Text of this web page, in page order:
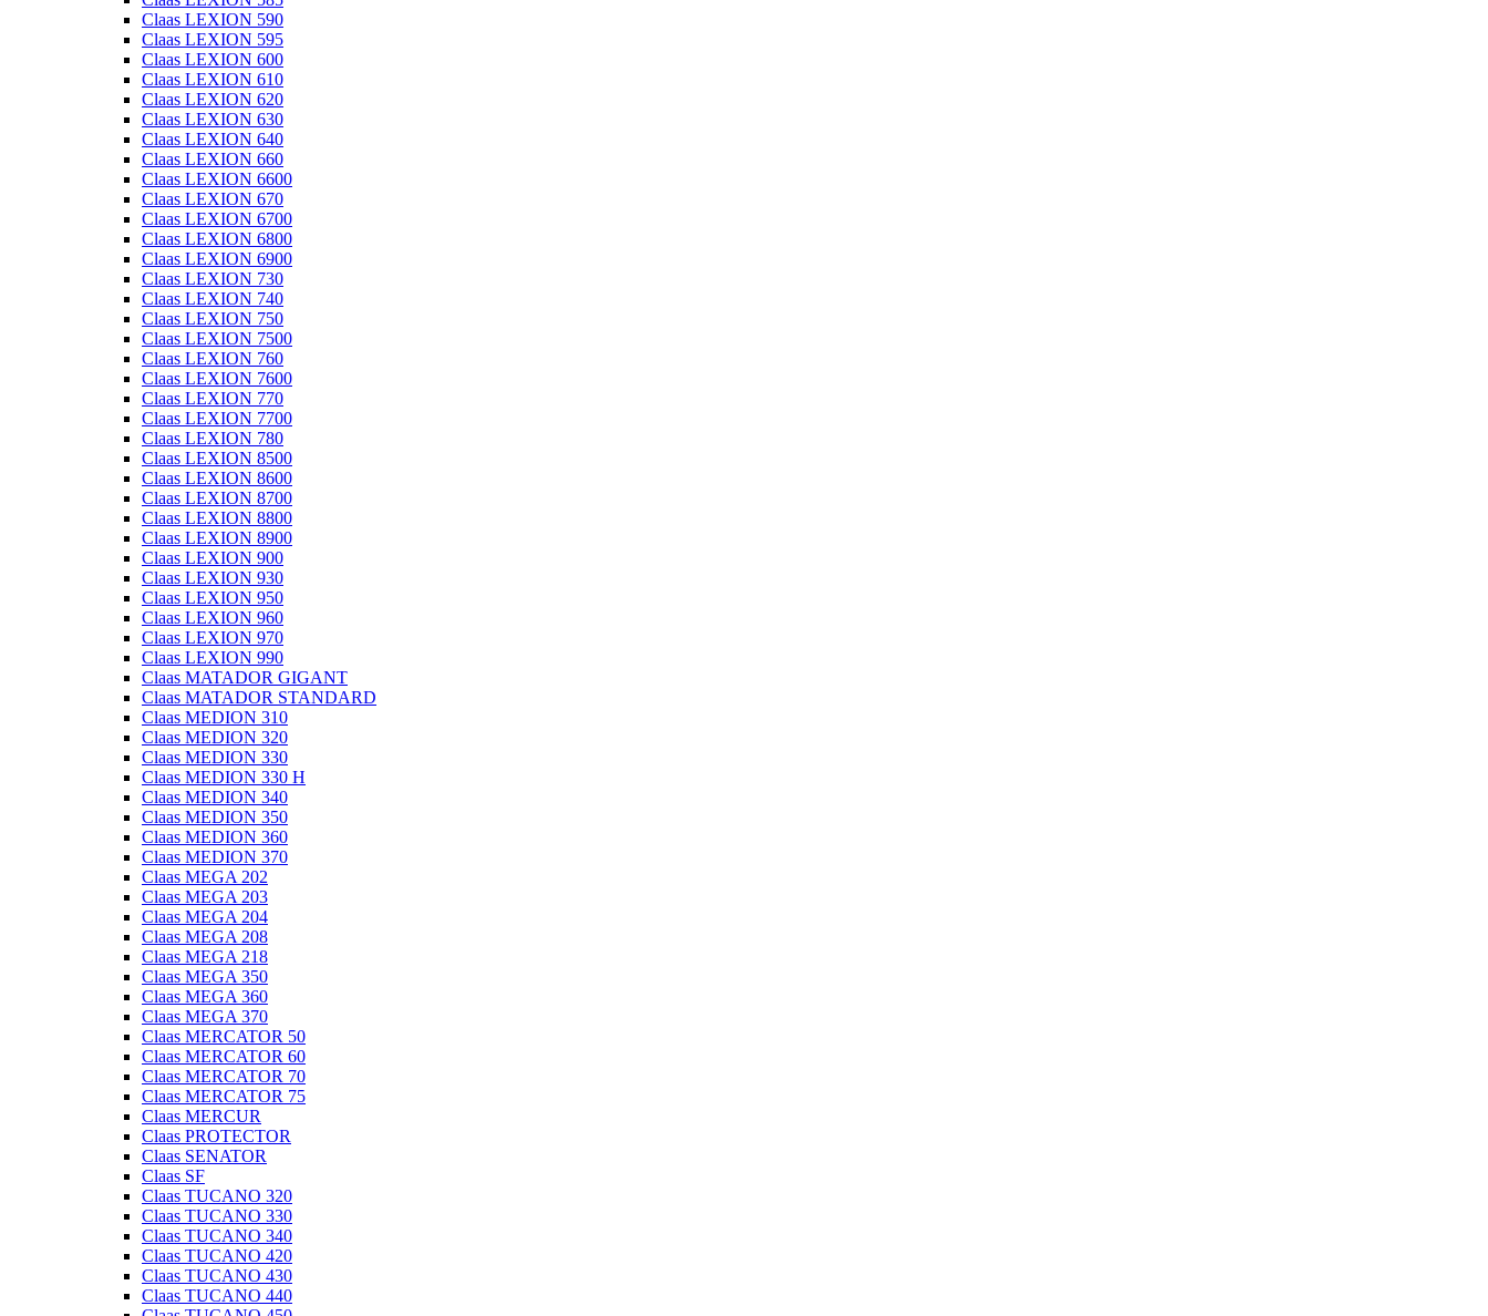
Claas LEXION 590
Claas LEXION 595
Claas LEXION 600
Claas LEXION 610
Claas LEXION 620
Claas LEXION 630
Claas LEXION 640
Claas LEXION 660
Claas LEXION 6600
Claas LEXION 670
Claas LEXION 6700
Claas LEXION 6800
Claas LEXION 6900
Claas LEXION 730
Claas LEXION 740
Claas LEXION 750
Claas LEXION 7500
Claas LEXION 760
Claas LEXION 7600
Claas LEXION 770
Claas LEXION 7700
Claas LEXION 780
Claas LEXION 8500
Claas LEXION 8600
Claas LEXION 8700
Claas LEXION 8800
Claas LEXION 8900
Claas LEXION 900
Claas LEXION 930
Claas LEXION 950
Claas LEXION 960
Claas LEXION 970
Claas LEXION 990
Claas MATADOR GIGANT
Claas MATADOR STANDARD
Claas MEDION 310
Claas MEDION 320
Claas MEDION 330
Claas MEDION 330 H
Claas MEDION 340
Claas MEDION 350
Claas MEDION 360
Claas MEDION 370
Claas MEGA 202
Claas MEGA 203
Claas MEGA 204
Claas MEGA 208
Claas MEGA 218
Claas MEGA 350
Claas MEGA 360
Claas MEGA 370
Claas MERCATOR 50
Claas MERCATOR 60
Claas MERCATOR 70
Claas MERCATOR 75
Claas MERCUR
Claas PROTECTOR
Claas SENATOR
Claas SF
Claas TUCANO 320
Claas TUCANO 330
Claas TUCANO 340
Claas TUCANO 420
Claas TUCANO 430
Claas TUCANO 440